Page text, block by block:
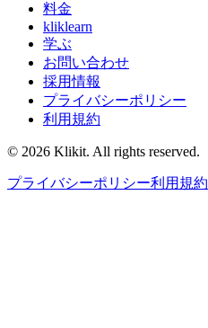
料金
kliklearn
学ぶ
お問い合わせ
採用情報
プライバシーポリシー
利用規約
© 2026 Klikit. All rights reserved.
プライバシーポリシー利用規約